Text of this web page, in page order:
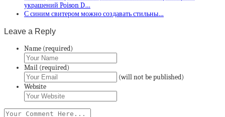
украшений Poison D…
С синим свитером можно создавать стильны…
Leave a Reply
Name (required)
Mail (required)
(will not be published)
Website